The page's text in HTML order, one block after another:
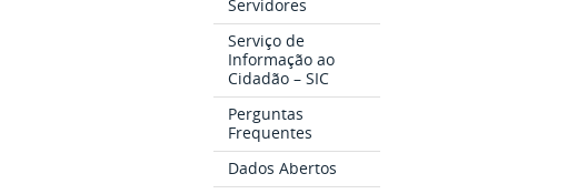
Servidores
Serviço de
Informação ao
Cidadão – SIC
Perguntas
Frequentes
Dados Abertos